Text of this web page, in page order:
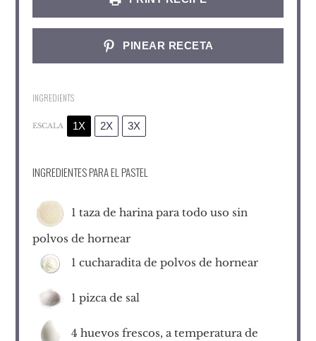
PINEAR RECETA
INGREDIENTS
ESCALA 1X 2X 3X
INGREDIENTES PARA EL PASTEL
1 taza de harina para todo uso sin
polvos de hornear
1 cucharadita de polvos de hornear
1 pizca de sal
4 huevos frescos, a temperatura de